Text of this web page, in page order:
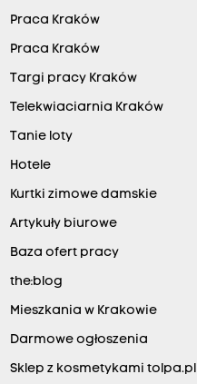
Praca Kraków
Praca Kraków
Targi pracy Kraków
Telekwiaciarnia Kraków
Tanie loty
Hotele
Kurtki zimowe damskie
Artykuły biurowe
Baza ofert pracy
the:blog
Mieszkania w Krakowie
Darmowe ogłoszenia
Sklep z kosmetykami tolpa.pl